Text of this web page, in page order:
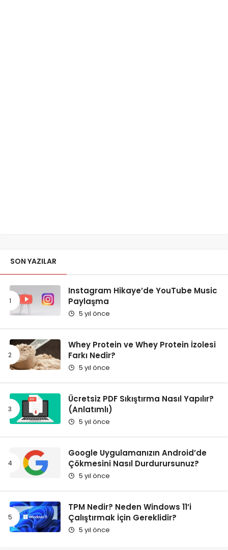
SON YAZILAR
Instagram Hikaye’de YouTube Music
Paylaşma
5 yıl önce
Whey Protein ve Whey Protein İzolesi
Farkı Nedir?
5 yıl önce
Ücretsiz PDF Sıkıştırma Nasıl Yapılır?
(Anlatımlı)
5 yıl önce
Google Uygulamanızın Android’de
Çökmesini Nasıl Durdurursunuz?
5 yıl önce
TPM Nedir? Neden Windows 11’i
Çalıştırmak İçin Gereklidir?
5 yıl önce